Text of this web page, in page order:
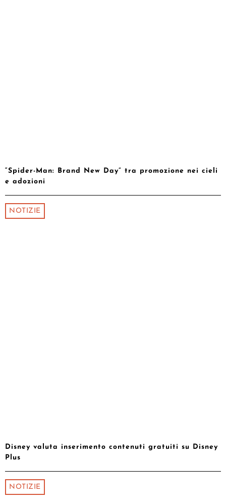
“Spider-Man: Brand New Day” tra promozione nei cieli
e adozioni
NOTIZIE
Disney valuta inserimento contenuti gratuiti su Disney
Plus
NOTIZIE